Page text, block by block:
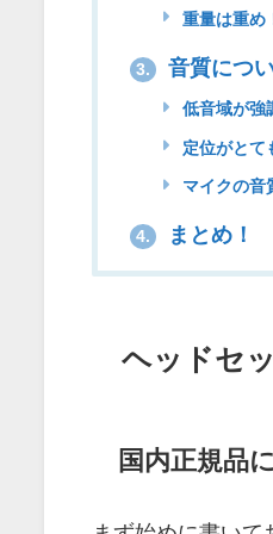
重量は重め
3. 音質につ
低音域が強
定位がとて
マイクの音
4. まとめ！
ヘッドセ
国内正規品